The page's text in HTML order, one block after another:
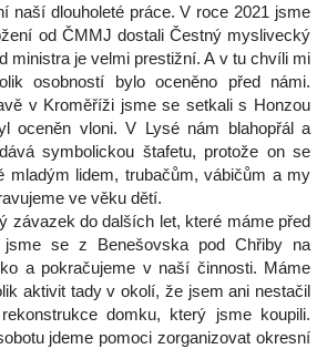
naší dlouholeté práce. V roce 2021 jsme
od ČMMJ dostali Čestný myslivecký
ministra je velmi prestižní. A v tu chvíli mi
osobností bylo oceněno před námi.
v Kroměříži jsme se setkali s Honzou
oceněn vloni. V Lysé nám blahopřál a
symbolickou štafetu, protože on se
mladým lidem, trubačům, vábičům a my
ve věku dětí.
závazek do dalších let, které máme před
se z Benešovska pod Chřiby na
a pokračujeme v naší činnosti. Máme
aktivit tady v okolí, že jsem ani nestačil
domku, který jsme koupili.
jdeme pomoci zorganizovat okresní